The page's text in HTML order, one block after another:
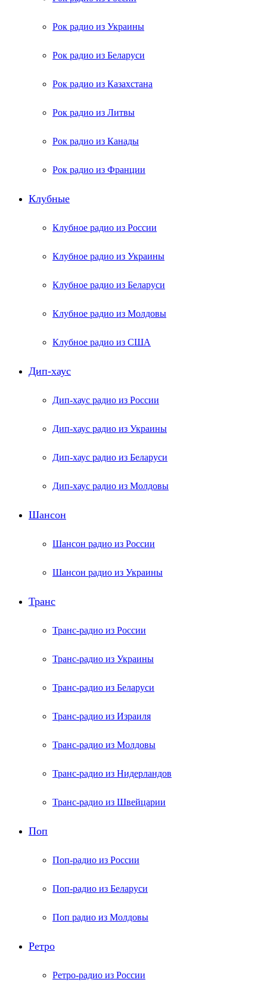
Рок радио из Украины
Рок радио из Беларуси
Рок радио из Казахстана
Рок радио из Литвы
Рок радио из Канады
Рок радио из Франции
Клубные
Клубное радио из России
Клубное радио из Украины
Клубное радио из Беларуси
Клубное радио из Молдовы
Клубное радио из США
Дип-хаус
Дип-хаус радио из России
Дип-хаус радио из Украины
Дип-хаус радио из Беларуси
Дип-хаус радио из Молдовы
Шансон
Шансон радио из России
Шансон радио из Украины
Транс
Транс-радио из России
Транс-радио из Украины
Транс-радио из Беларуси
Транс-радио из Израиля
Транс-радио из Молдовы
Транс-радио из Нидерландов
Транс-радио из Швейцарии
Поп
Поп-радио из России
Поп-радио из Беларуси
Поп радио из Молдовы
Ретро
Ретро-радио из России